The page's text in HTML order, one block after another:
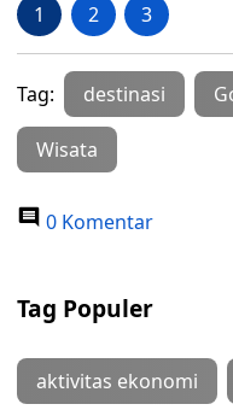
1 2 3
Tag: destinasi
Wisata
0 Komentar
Tag Populer
aktivitas ekonomi